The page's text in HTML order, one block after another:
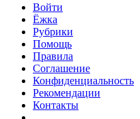
Войти
Ёжка
Рубрики
Помощь
Правила
Соглашение
Конфиденциальность
Рекомендации
Контакты